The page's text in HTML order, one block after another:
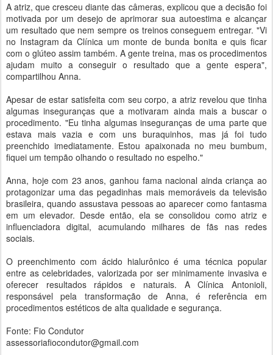
A atriz, que cresceu diante das câmeras, explicou que a decisão foi
motivada por um desejo de aprimorar sua autoestima e alcançar
um resultado que nem sempre os treinos conseguem entregar. "Vi
no Instagram da Clínica um monte de bunda bonita e quis ficar
com o glúteo assim também. A gente treina, mas os procedimentos
ajudam muito a conseguir o resultado que a gente espera",
compartilhou Anna.
Apesar de estar satisfeita com seu corpo, a atriz revelou que tinha
algumas inseguranças que a motivaram ainda mais a buscar o
procedimento. "Eu tinha algumas inseguranças de uma parte que
estava mais vazia e com uns buraquinhos, mas já foi tudo
preenchido imediatamente. Estou apaixonada no meu bumbum,
fiquei um tempão olhando o resultado no espelho."
Anna, hoje com 23 anos, ganhou fama nacional ainda criança ao
protagonizar uma das pegadinhas mais memoráveis da televisão
brasileira, quando assustava pessoas ao aparecer como fantasma
em um elevador. Desde então, ela se consolidou como atriz e
influenciadora digital, acumulando milhares de fãs nas redes
sociais.
O preenchimento com ácido hialurônico é uma técnica popular
entre as celebridades, valorizada por ser minimamente invasiva e
oferecer resultados rápidos e naturais. A Clínica Antonioli,
responsável pela transformação de Anna, é referência em
procedimentos estéticos de alta qualidade e segurança.
Fonte: Fio Condutor
assessoriafiocondutor@gmail.com